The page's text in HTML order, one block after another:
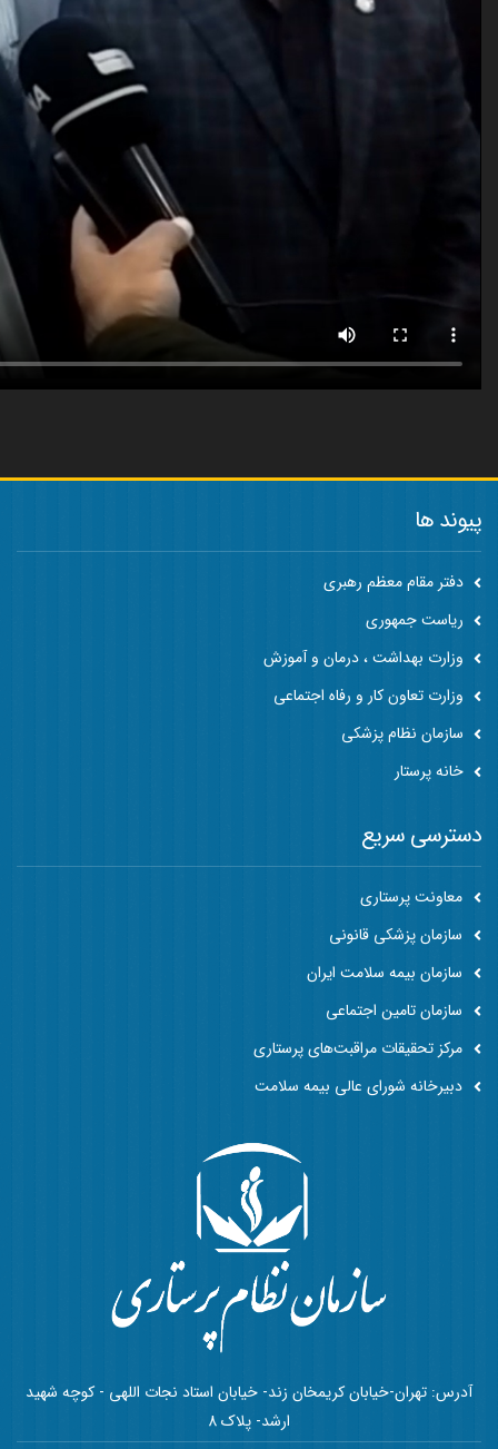
پیوند ها
دفتر مقام معظم رهبری
ریاست جمهوری
وزارت بهداشت ، درمان و آموزش
وزارت تعاون کار و رفاه اجتماعی
سازمان نظام پزشکی
خانه پرستار
آدرس: تهران-خیابان کریمخان زند- خیابان استاد نجات اللهی - کوچه شهید
ارشد- پلاک 8
دسترسی سریع
معاونت پرستاری
سازمان پزشکی قانونی
سازمان بیمه سلامت ایران
سازمان تامین اجتماعی
مرکز تحقیقات مراقبت‌های پرستاری
دبیرخانه شورای عالی بیمه سلامت